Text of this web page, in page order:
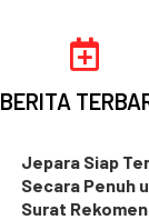
BERITA
Jepara Siap
Secara Penuh
Surat